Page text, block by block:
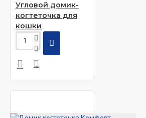
Угловой домик-
когтеточка для
кошки